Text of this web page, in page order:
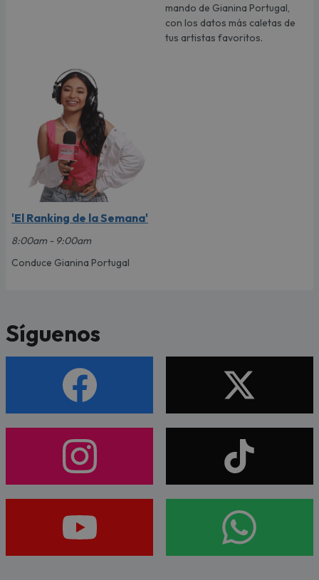
mando de Gianina Portugal,
con los datos más caletas de
tus artistas favoritos.
'El Ranking de la Semana'
8:00am - 9:00am
Conduce Gianina Portugal
Síguenos